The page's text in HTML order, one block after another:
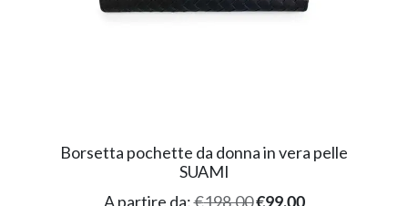
Borsetta pochette da donna in vera pelle
SUAMI
A partire da:€198.00€99.00